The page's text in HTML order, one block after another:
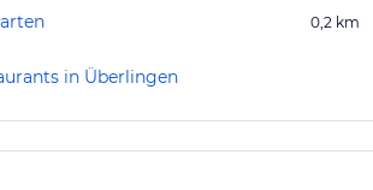
0,2 km
in Überlingen